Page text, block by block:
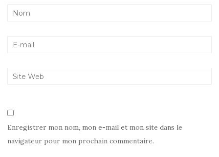
Enregistrer mon nom, mon e-mail et mon site dans le
navigateur pour mon prochain commentaire.